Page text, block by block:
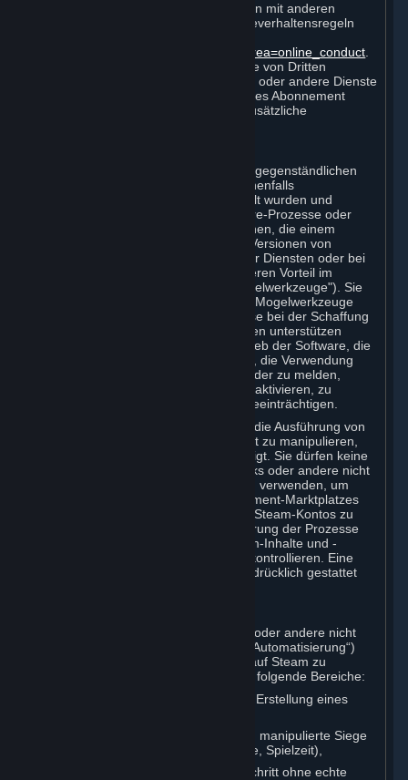
Ihr Online-Verhalten und Ihre Interaktion mit anderen
Abonnenten müssen den Steam-Onlineverhaltensregeln
http://steampowered.com/index.php?area=online_conduct
Je nach den Nutzungsbedingungen, die von Dritten
auferlegt werden, die bestimmte Spiele oder andere Dienste
hosten, können in den für ein bestimmtes Abonnement
geltenden Abonnementbedingungen zusätzliche
Die Steam-Plattform sowie die vertragsgegenständlichen
Inhalte und Dienste umfassen gegebenenfalls
Funktionsmerkmale, die dazu entwickelt wurden und
bestimmt sind, Software- oder Hardware-Prozesse oder
Funktionen aufzuspüren und zu erkennen, die einem
Spieler beim Spielen von Mehrspieler-Versionen von
vertragsgegenständlichen Inhalten oder Diensten oder bei
Modifikationen derselben einen unlauteren Vorteil im
Wettbewerb verschaffen können („Mogelwerkzeuge"). Sie
verpflichten sich, dass Sie selbst keine Mogelwerkzeuge
erstellen und auch Dritte in keiner Weise bei der Schaffung
oder Verwendung von Mogelwerkzeugen unterstützen
werden. Sie verpflichten sich, den Betrieb der Software, die
dafür bestimmt und darauf gerichtet ist, die Verwendung
von Mogelwerkzeugen zu verhindern oder zu melden,
weder unmittelbar noch mittelbar zu deaktivieren, zu
umgehen oder in sonstiger Weise zu beeinträchtigen.
Sie erklären sich damit einverstanden, die Ausführung von
Steam oder Inhalten und Diensten nicht zu manipulieren,
außer dies wurde durch Valve genehmigt. Sie dürfen keine
Mogelwerkzeuge (Cheats), Mods, Hacks oder andere nicht
autorisierte Software von Drittanbietern verwenden, um
einen Prozess innerhalb eines Abonnement-Marktplatzes
oder den Prozess der Erstellung eines Steam-Kontos zu
ändern oder anderweitig mit der Steuerung der Prozesse
oder der Benutzeroberfläche der Steam-Inhalte und -
Dienste zu interagieren oder diese zu kontrollieren. Eine
Ausnahme gilt lediglich, wenn dies ausdrücklich gestattet
Sie dürfen keine Skripte, Bots, Makros oder andere nicht
von Menschen kontrollierte Systeme („Automatisierung“)
nutzen, um mit Inhalten und Diensten auf Steam zu
interagieren. Dies gilt insbesondere für folgende Bereiche:
Automatisierung des Prozesses zur Erstellung eines
Fälschung von Spielstatistiken (z. B. manipulierte Siege
oder Niederlagen, Erfahrungspunkte, Spielzeit),
Erhalt von Belohnungen oder Fortschritt ohne echte